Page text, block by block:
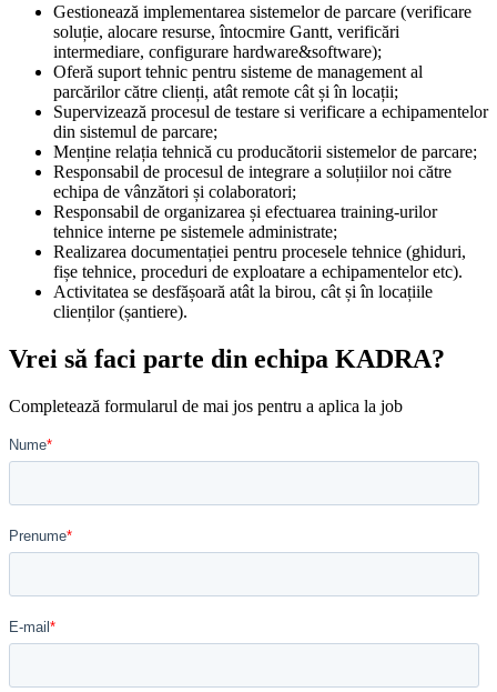
Gestionează implementarea sistemelor de parcare (verificare
soluție, alocare resurse, întocmire Gantt, verificări
intermediare, configurare hardware&software);
Oferă suport tehnic pentru sisteme de management al
parcărilor către clienți, atât remote cât și în locații;
Supervizează procesul de testare si verificare a echipamentelor
din sistemul de parcare;
Menține relația tehnică cu producătorii sistemelor de parcare;
Responsabil de procesul de integrare a soluțiilor noi către
echipa de vânzători și colaboratori;
Responsabil de organizarea și efectuarea training-urilor
tehnice interne pe sistemele administrate;
Realizarea documentației pentru procesele tehnice (ghiduri,
fișe tehnice, proceduri de exploatare a echipamentelor etc).
Activitatea se desfășoară atât la birou, cât și în locațiile
clienților (șantiere).
Vrei să faci parte din echipa KADRA?
Completează formularul de mai jos pentru a aplica la job